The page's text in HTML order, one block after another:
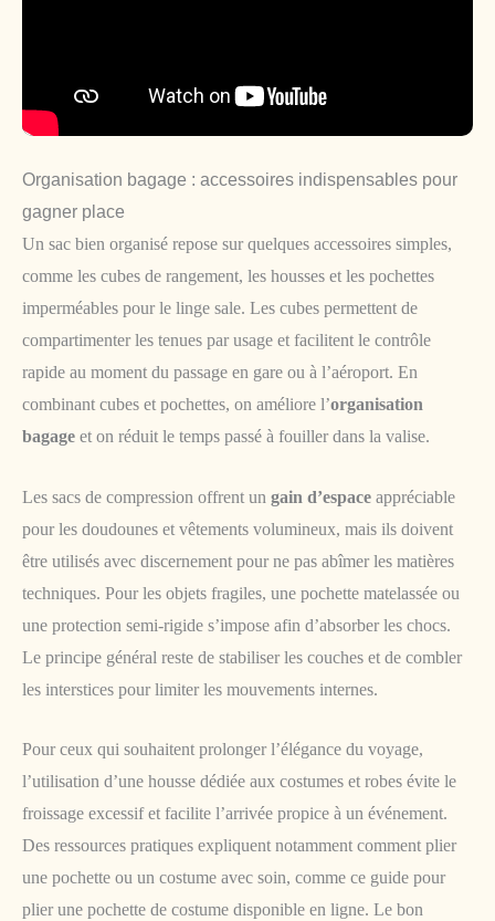
Organisation bagage : accessoires indispensables pour
gagner place
Un sac bien organisé repose sur quelques accessoires simples,
comme les cubes de rangement, les housses et les pochettes
imperméables pour le linge sale. Les cubes permettent de
compartimenter les tenues par usage et facilitent le contrôle
rapide au moment du passage en gare ou à l’aéroport. En
combinant cubes et pochettes, on améliore l’organisation
bagage et on réduit le temps passé à fouiller dans la valise.
Les sacs de compression offrent un gain d’espace appréciable
pour les doudounes et vêtements volumineux, mais ils doivent
être utilisés avec discernement pour ne pas abîmer les matières
techniques. Pour les objets fragiles, une pochette matelassée ou
une protection semi-rigide s’impose afin d’absorber les chocs.
Le principe général reste de stabiliser les couches et de combler
les interstices pour limiter les mouvements internes.
Pour ceux qui souhaitent prolonger l’élégance du voyage,
l’utilisation d’une housse dédiée aux costumes et robes évite le
froissage excessif et facilite l’arrivée propice à un événement.
Des ressources pratiques expliquent notamment comment plier
une pochette ou un costume avec soin, comme ce guide pour
plier une pochette de costume disponible en ligne. Le bon